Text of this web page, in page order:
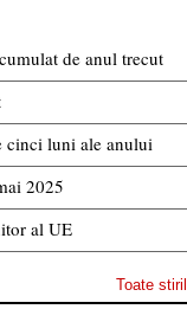
de anul trecut
cinci luni ale anului
2025
al UE
Toate